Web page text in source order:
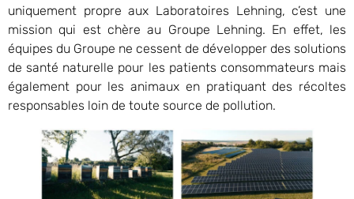
uniquement propre aux Laboratoires Lehning, c’est une
mission qui est chère au Groupe Lehning. En effet, les
équipes du Groupe ne cessent de développer des solutions
de santé naturelle pour les patients consommateurs mais
également pour les animaux en pratiquant des récoltes
responsables loin de toute source de pollution.